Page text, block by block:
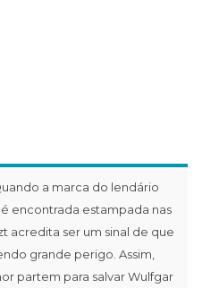
a marca do lendário
encontrada estampada nas
acredita ser um sinal de que
grande perigo. Assim,
partem para salvar Wulfgar